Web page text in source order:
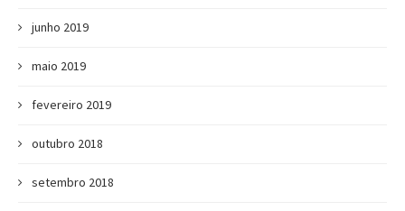
junho 2019
maio 2019
fevereiro 2019
outubro 2018
setembro 2018